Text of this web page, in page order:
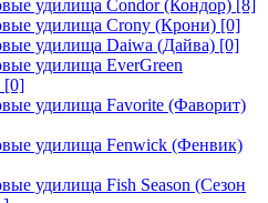
удилища Condor (Кондор) [8]
удилища Crony (Крони) [0]
удилища Daiwa (Дайва) [0]
удилища EverGreen
[0]
удилища Favorite (Фаворит)
удилища Fenwick (Фенвик)
удилища Fish Season (Сезон